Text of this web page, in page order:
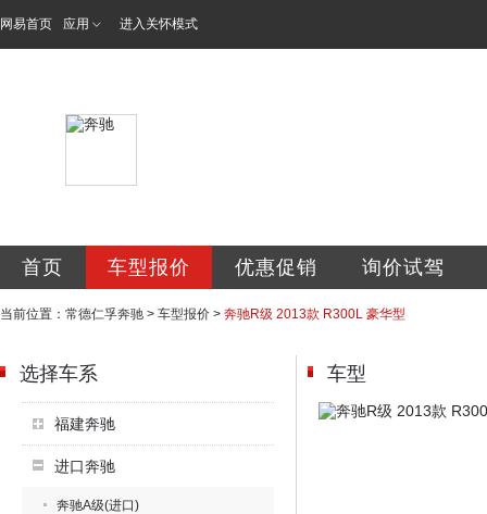
网易首页 应用 进入关怀模式
首页 车型报价 优惠促销 询价试驾
当前位置： 常德仁孚奔驰 > 车型报价 > 奔驰R级 2013款 R300L 豪华型
选择车系
福建奔驰
进口奔驰
奔驰A级(进口)
车型